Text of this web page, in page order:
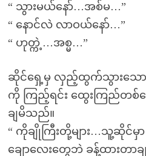
“ သွားမယ်နော်…အစ်မ…”
“ နောင်လဲ လာဝယ်နော်…”
“ ဟုတ္ကဲ့…အစ္မ…”
ဆိုင်ရှေ့မှ လှည့်ထွက်သွားသော
ကို ကြည့်ရင်း ထွေးကြည်တစ်
ချမိသည်။
“ ကိုချိုကြီးတို့များ…သူ့ဆိုင်မှာ
ချောလေးတွေဘဲ ခန့်ထားတာ